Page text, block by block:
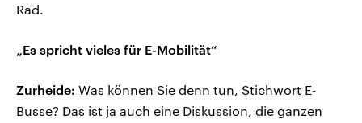
Rad.
„Es spricht vieles für E-Mobilität“
Zurheide: Was können Sie denn tun, Stichwort E-
Busse? Das ist ja auch eine Diskussion, die ganzen